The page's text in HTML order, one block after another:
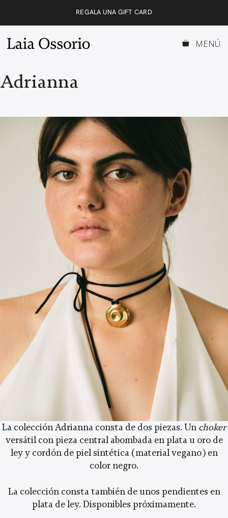
REGALA UNA GIFT CARD
MENÚ
Adrianna
La colección Adrianna consta de dos piezas. Un choker
versátil con pieza central abombada en plata u oro de
ley y cordón de piel sintética (material vegano) en
color negro.
La colección consta también de unos pendientes en
plata de ley. Disponibles próximamente.